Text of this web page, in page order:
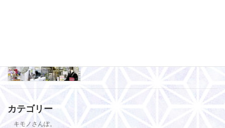
カテゴリー
キモノさんぽ。